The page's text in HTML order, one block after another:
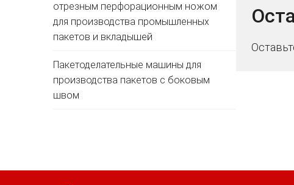
отрезным перфорационным ножом
для производства промышленных
пакетов и вкладышей
Пакетоделательные машины для
производства пакетов с боковым
швом